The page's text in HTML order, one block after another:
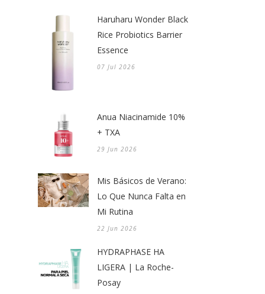
Haruharu Wonder Black
Rice Probiotics Barrier
Essence
07 Jul 2026
Anua Niacinamide 10%
+ TXA
29 Jun 2026
Mis Básicos de Verano:
Lo Que Nunca Falta en
Mi Rutina
22 Jun 2026
HYDRAPHASE HA
LIGERA | La Roche-
Posay